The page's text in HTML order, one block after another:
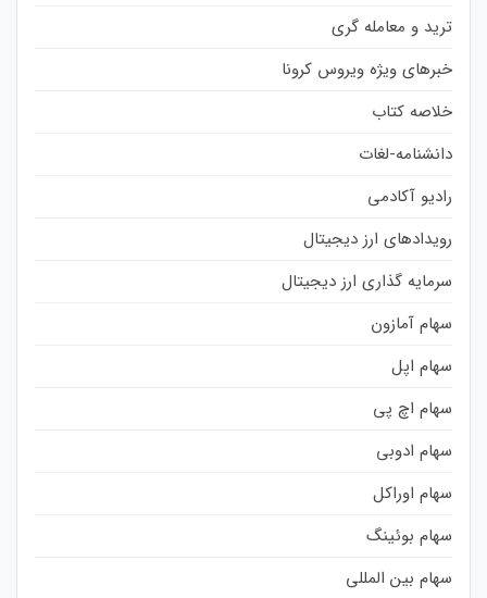
ترید و معامله گری
خبرهای ویژه ویروس کرونا
خلاصه کتاب
دانشنامه-لغات
رادیو آکادمی
رویدادهای ارز دیجیتال
سرمایه گذاری ارز دیجیتال
سهام آمازون
سهام اپل
سهام اچ پی
سهام ادوبی
سهام اوراکل
سهام بوئینگ
سهام بین المللی